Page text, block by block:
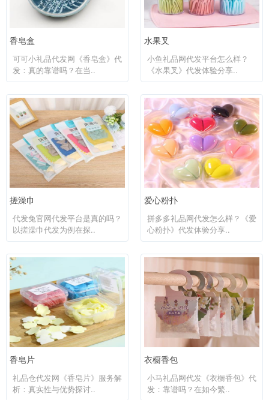
香皂盒
可可小礼品代发网《香皂盒》代
发：真的靠谱吗？在当..
水果叉
小鱼礼品网代发平台怎么样？
《水果叉》代发体验分享..
搓澡巾
代发兔官网代发平台是真的吗？
以搓澡巾代发为例在探..
爱心粉扑
拼多多礼品网代发怎么样？《爱
心粉扑》代发体验分享..
香皂片
礼品仓代发网《香皂片》服务解
析：真实性与优势探讨..
衣橱香包
小马礼品网代发《衣橱香包》代
发：靠谱吗？在如今繁..